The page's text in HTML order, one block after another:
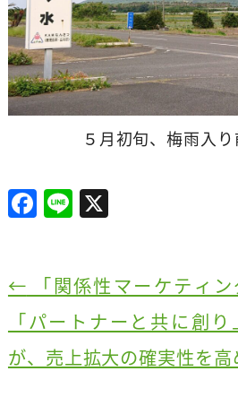
５月初旬、梅雨入
F
a
e
b
o
o
Li
n
X
← 「関係性マーケティン
「パートナーと共に創
が、売上拡大の確実性を高